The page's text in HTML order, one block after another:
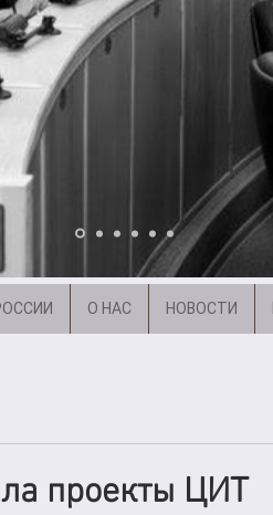
проекты ЦИТ
О НАС НОВОСТИ